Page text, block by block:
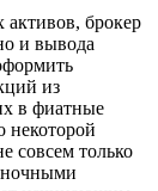
активов, брокер
и вывода
из
в фиатные
некоторой
совсем только